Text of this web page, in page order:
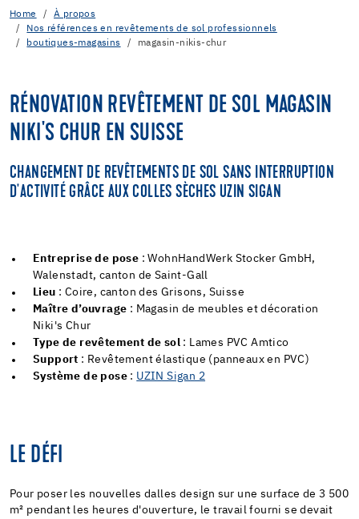
Home
À propos
Nos références en revêtements de sol professionnels
boutiques-magasins
magasin-nikis-chur
RÉNOVATION REVÊTEMENT DE SOL MAGASIN
NIKI'S CHUR EN SUISSE
CHANGEMENT DE REVÊTEMENTS DE SOL SANS INTERRUPTION
D'ACTIVITÉ GRÂCE AUX COLLES SÈCHES UZIN SIGAN
Entreprise de pose : WohnHandWerk Stocker GmbH,
Walenstadt, canton de Saint-Gall
Lieu : Coire, canton des Grisons, Suisse
Maître d’ouvrage : Magasin de meubles et décoration
Niki's Chur
Type de revêtement de sol : Lames PVC Amtico
Support : Revêtement élastique (panneaux en PVC)
Système de pose : UZIN Sigan 2
LE DÉFI
Pour poser les nouvelles dalles design sur une surface de 3 500
m² pendant les heures d'ouverture, le travail fourni se devait